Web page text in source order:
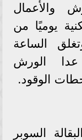
والأعمال
يوميًا من
الساعة
الورش
الوقود.
السوبر